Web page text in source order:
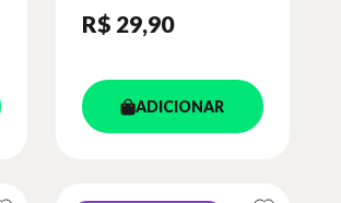
R$ 29,90
ADICIONAR